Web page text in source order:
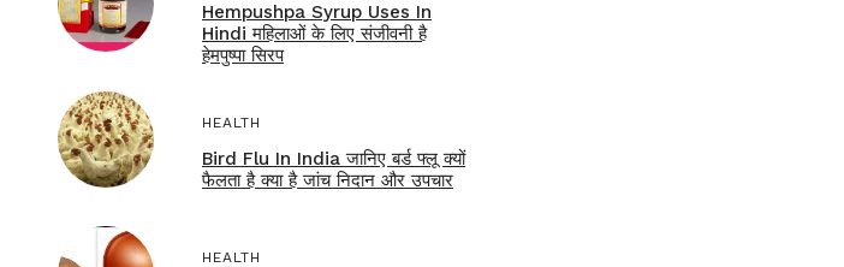
Hempushpa Syrup Uses In
Hindi महिलाओं के लिए संजीवनी है
हेमपुष्पा सिरप
HEALTH
Bird Flu In India जानिए बर्ड फ्लू क्यों
फैलता है क्या है जांच निदान और उपचार
HEALTH